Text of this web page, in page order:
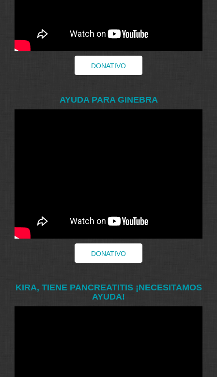
DONATIVO
AYUDA PARA GINEBRA
DONATIVO
KIRA, TIENE PANCREATITIS ¡NECESITAMOS
AYUDA!